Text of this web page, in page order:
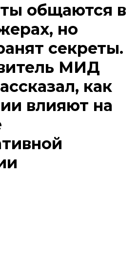
общаются в
но
секреты.
МИД
как
влияют на